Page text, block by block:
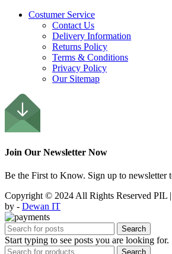
Costumer Service
Contact Us
Delivery Information
Returns Policy
Terms & Conditions
Privacy Policy
Our Sitemap
Join Our Newsletter Now
Be the First to Know. Sign up to newsletter
Copyright © 2024 All Rights Reserved PIL
by - Dewan IT
Search
Start typing to see posts you are looking for.
Search